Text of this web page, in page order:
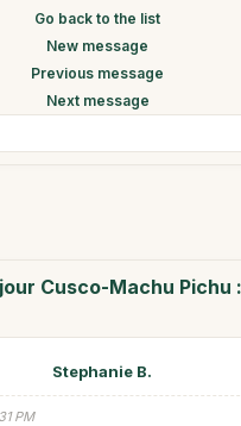
Go back to the list
New message
Previous message
Next message
Cusco-Machu Pichu
Stephanie B.
PM